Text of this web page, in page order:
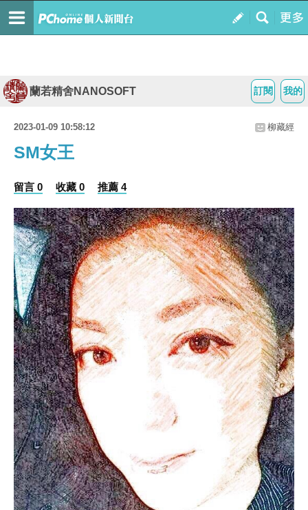
我的
訂閱
蘭若精舍NANOSOFT
2023-01-09 10:58:12 柳藏經
SM女王
留言 0 收藏 0 推薦 4